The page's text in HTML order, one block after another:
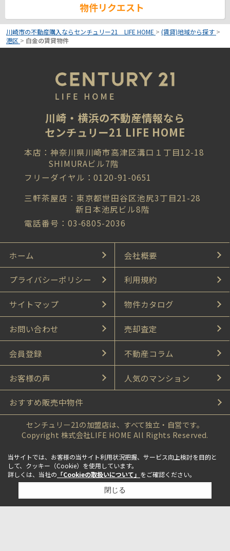
物件リクエスト
川崎市の不動産購入ならセンチュリー21 LIFE HOME > (賃貸)地域から探す >
港区 > 白金の賃貸物件
川崎・横浜の不動産情報なら
センチュリー21 LIFE HOME
本店：神奈川県川崎市高津区溝口１丁目12-18
SHIMURAビル7階
フリーダイヤル：0120-91-0651
三軒茶屋店：東京都世田谷区池尻3丁目21-28
新日本池尻ビル8階
電話番号：03-6805-2036
ホーム 会社概要
プライバシーポリシー 利用規約
サイトマップ 物件カタログ
お問い合わせ 売却査定
会員登録 不動産コラム
お客様の声 人気のマンション
おすすめ販売中物件
センチュリー21の加盟店は、すべて独立・自営です。
Copyright 株式会社LIFE HOME All Rights Reserved.
当サイトでは、お客様の当サイト利用状況把握、サービス向上検討を目的と
して、クッキー（Cookie）を使用しています。
詳しくは、当社の 「Cookieの取扱いについて」 をご確認ください。
閉じる